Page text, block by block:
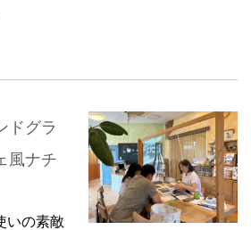
ドグラ
風ナチ
いの素敵